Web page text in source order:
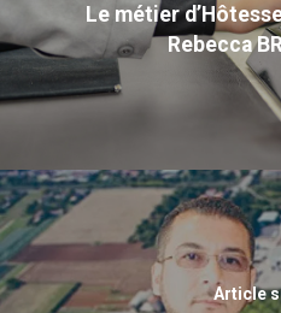
Le métier
Rebecca
Article